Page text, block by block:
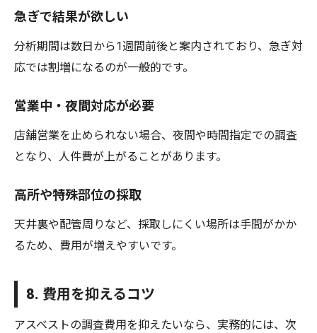
急ぎで結果が欲しい
分析期間は数日から1週間前後と案内されており、急ぎ対
応では割増になるのが一般的です。
営業中・夜間対応が必要
店舗営業を止められない場合、夜間や時間指定での調査
となり、人件費が上がることがあります。
高所や特殊部位の採取
天井裏や配管周りなど、採取しにくい場所は手間がかか
るため、費用が増えやすいです。
8. 費用を抑えるコツ
アスベストの調査費用を抑えたいなら、実務的には、次